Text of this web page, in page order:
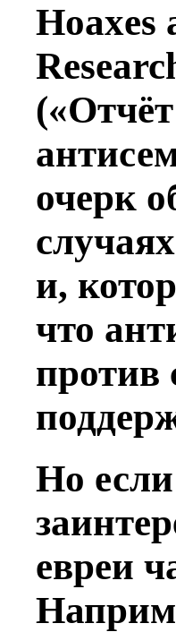
Hoaxes
очерк
и,
что
против
Но
евреи